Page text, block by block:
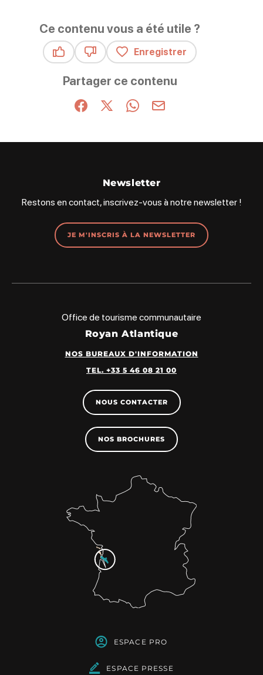
Ce contenu vous a été utile ?
Enregistrer
Partager ce contenu
Partager sur Facebook (nouvelle fenêtre)
Partager sur X / Twitter (nouvelle
Partager sur WhatsApp
Partager par mail
Newsletter
Restons en contact, inscrivez-vous à notre newsletter !
JE M'INSCRIS À LA NEWSLETTER
Office de tourisme communautaire
Royan Atlantique
NOS BUREAUX D'INFORMATION
TEL. +33 5 46 08 21 00
NOUS CONTACTER
NOS BROCHURES
ESPACE PRO
ESPACE PRESSE